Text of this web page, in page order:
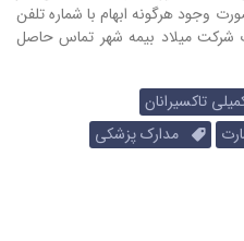
وجود هرگونه ابهام با شماره تلفن
واحد خسارت شرکت میلاد بیمه شهر تماس حاصل
تاکسیرانان
مدارک پزشکی